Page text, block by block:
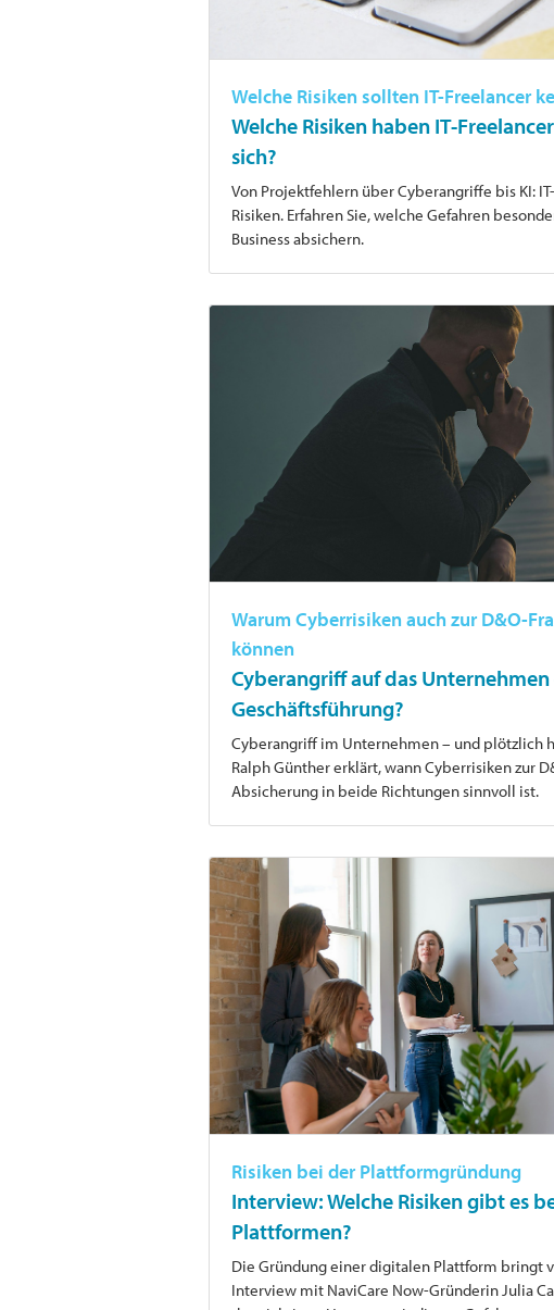
Welche Risiken sollten IT-Freelancer
Welche Risiken haben IT-
sich?
Von Projektfehlern über Cyberangriffe bis KI:
Risiken. Erfahren Sie, welche Gefahren
Business absichern.
Warum Cyberrisiken auch zur D&O-
können
Cyberangriff auf das
Geschäftsführung?
Cyberangriff im Unternehmen – und plötzlich
Ralph Günther erklärt, wann Cyberrisiken zur
Absicherung in beide Richtungen sinnvoll ist.
Risiken bei der Plattformgründung
Interview: Welche Risiken gibt es
Plattformen?
Die Gründung einer digitalen Plattform bringt
Interview mit NaviCare Now-Gründerin Julia